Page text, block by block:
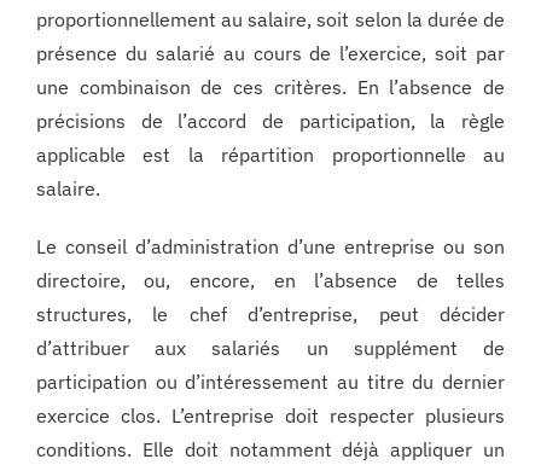
proportionnellement au salaire, soit selon la durée de
présence du salarié au cours de l’exercice, soit par
une combinaison de ces critères. En l’absence de
précisions de l’accord de participation, la règle
applicable est la répartition proportionnelle au
salaire.
Le conseil d’administration d’une entreprise ou son
directoire, ou, encore, en l’absence de telles
structures, le chef d’entreprise, peut décider
d’attribuer aux salariés un supplément de
participation ou d’intéressement au titre du dernier
exercice clos. L’entreprise doit respecter plusieurs
conditions. Elle doit notamment déjà appliquer un